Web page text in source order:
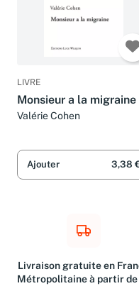
LIVRE
Monsieur a la migraine
Valérie Cohen
Ajouter 3,38
Livraison gratuite en
Métropolitaine à partir de